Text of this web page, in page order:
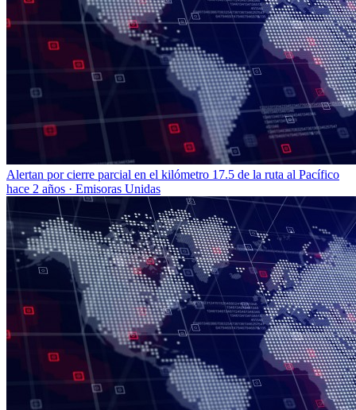
Alertan por cierre parcial en el kilómetro 17.5 de la ruta al Pacífico
hace 2 años · Emisoras Unidas